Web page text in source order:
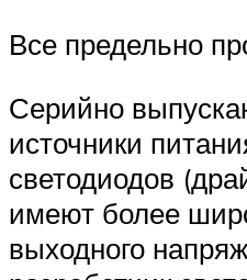
Все предельно
Серийно
источники
светодиодов
имеют более
выходного